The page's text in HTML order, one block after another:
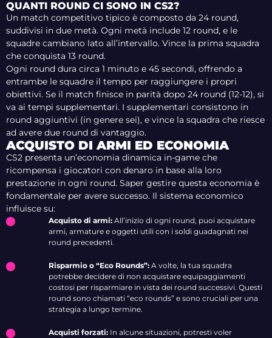
QUANTI ROUND CI SONO IN CS2?
Un match competitivo tipico è composto da 24 round,
suddivisi in due metà. Ogni metà include 12 round, e le
squadre cambiano lato all’intervallo. Vince la prima squadra
che conquista 13 round.
Ogni round dura circa 1 minuto e 45 secondi, offrendo a
entrambe le squadre il tempo per raggiungere i propri
obiettivi. Se il match finisce in parità dopo 24 round (12-12), si
va ai tempi supplementari. I supplementari consistono in
round aggiuntivi (in genere sei), e vince la squadra che riesce
ad avere due round di vantaggio.
ACQUISTO DI ARMI ED ECONOMIA
CS2 presenta un’economia dinamica in-game che
ricompensa i giocatori con denaro in base alla loro
prestazione in ogni round. Saper gestire questa economia è
fondamentale per avere successo. Il sistema economico
influisce su:
Acquisto di armi: All’inizio di ogni round, puoi acquistare
armi, armature e oggetti utili con i soldi guadagnati nei
round precedenti.
Risparmio o “Eco Rounds”: A volte, la tua squadra
potrebbe decidere di non acquistare equipaggiamenti
costosi per risparmiare in vista dei round successivi. Questi
round sono chiamati “eco rounds” e sono cruciali per una
strategia a lungo termine.
Acquisti forzati: In alcune situazioni, potresti voler